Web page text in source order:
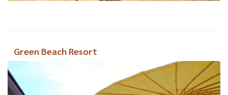
Green Beach Resort